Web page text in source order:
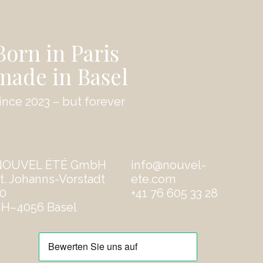
in Paris
in Basel
2023 – but forever
ÉTÉ GmbH
Johanns-Vorstadt
Basel
info@nouvel-
ete.com
‭+41 76 605 33 28